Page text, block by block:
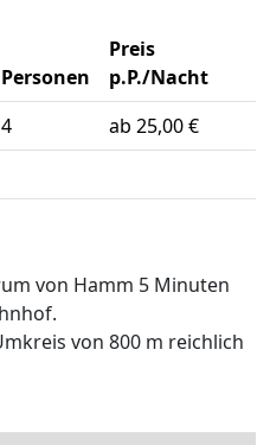
Personen
Preis
p.P./Nacht
4 ab 25,00 €
von Hamm 5 Minuten
von 800 m reichlich